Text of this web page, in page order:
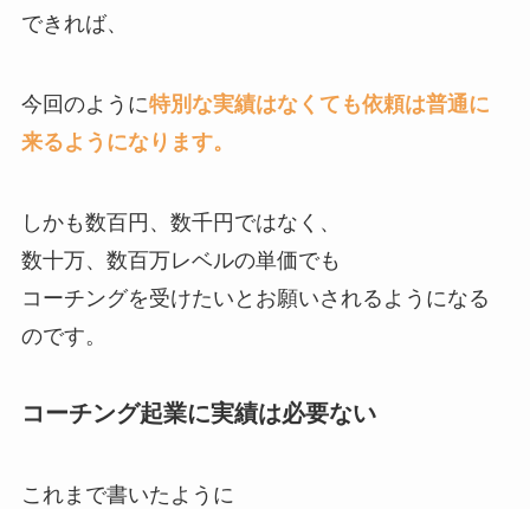
できれば、
今回のように特別な実績はなくても依頼は普通に
来るようになります。
しかも数百円、数千円ではなく、
数十万、数百万レベルの単価でも
コーチングを受けたいとお願いされるようになる
のです。
コーチング起業に実績は必要ない
これまで書いたように